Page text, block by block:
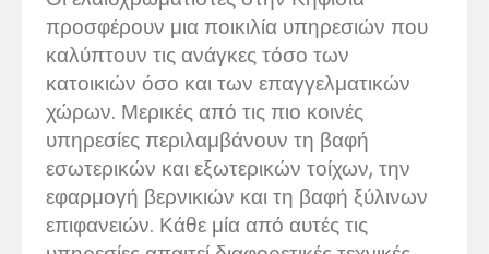
προσφέρουν μια ποικιλία υπηρεσιών που
καλύπτουν τις ανάγκες τόσο των
κατοικιών όσο και των επαγγελματικών
χώρων. Μερικές από τις πιο κοινές
υπηρεσίες περιλαμβάνουν τη βαφή
εσωτερικών και εξωτερικών τοίχων, την
εφαρμογή βερνικιών και τη βαφή ξύλινων
επιφανειών. Κάθε μία από αυτές τις